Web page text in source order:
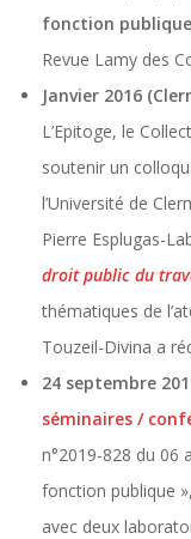
fonction publique
Revue Lamy des
Janvier 2016
L’Epitoge, le
soutenir un
l’Université de
Pierre Esplugas-
droit public du
thématiques de
Touzeil-Divina a
24 septembre
séminaires /
n°2019-828 du 06
fonction publique
avec deux